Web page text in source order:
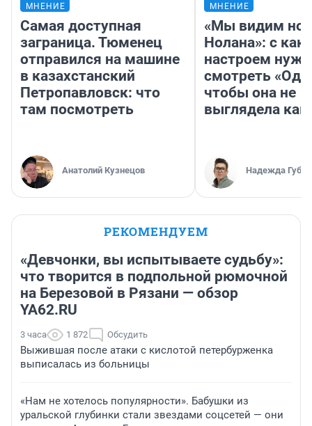
МНЕНИЕ
Самая доступная
заграница. Тюменец
отправился на машине
в казахстанский
Петропавловск: что
там посмотреть
Анатолий Кузнецов
МНЕНИЕ
«Мы видим
Нолана»: с
настроем
смотреть
чтобы она не
выглядела как
Надежда
РЕКОМЕНДУЕМ
«Девчонки, вы испытываете судьбу»:
что творится в подпольной рюмочной
на Березовой в Рязани — обзор
YA62.RU
3 часа 1 872 Обсудить
Выжившая после атаки с кислотой петербурженка
выписалась из больницы
«Нам не хотелось популярности». Бабушки из
уральской глубинки стали звездами соцсетей — они